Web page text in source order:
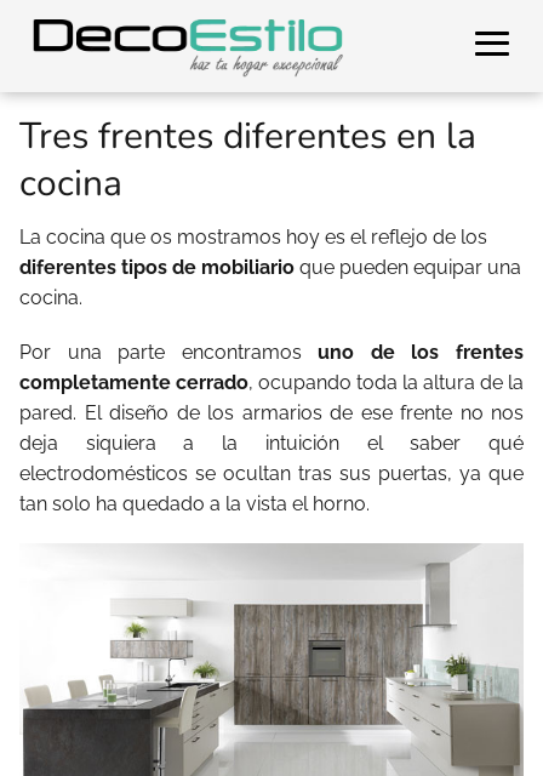
Tres frentes diferentes en la
cocina
La cocina que os mostramos hoy es el reflejo de los
diferentes tipos de mobiliario que pueden equipar una
cocina.
Por una parte encontramosuno de los frentes
completamente cerrado, ocupando toda la altura de la
pared. El diseño de los armarios de ese frente no nos
deja siquiera a la intuición el saber qué
electrodomésticos se ocultan tras sus puertas, ya que
tan solo ha quedado a la vista el horno.